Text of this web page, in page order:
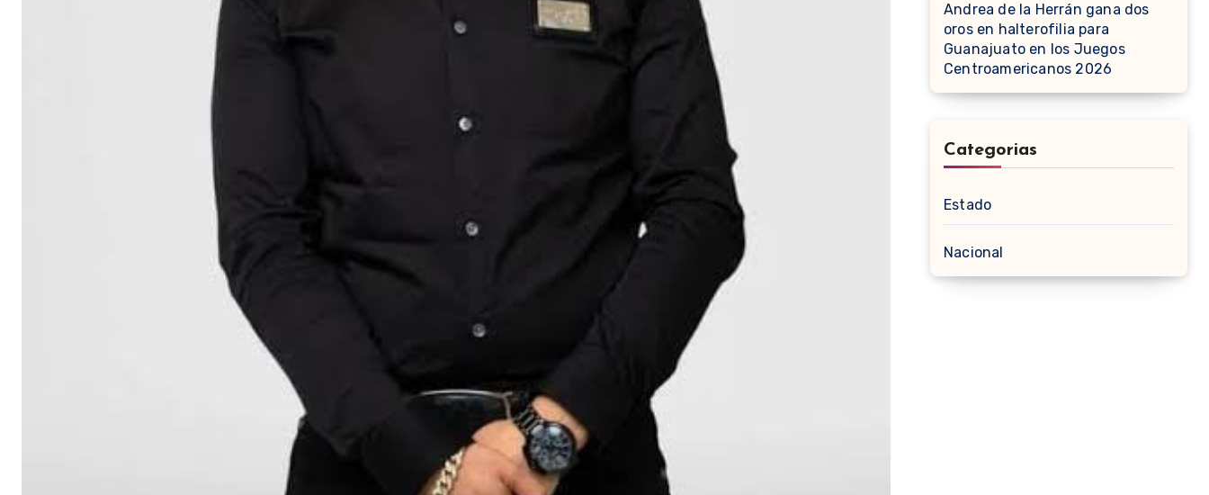
Andrea de la Herrán gana dos
oros en halterofilia para
Guanajuato en los Juegos
Centroamericanos 2026
Categorias
Estado
Nacional